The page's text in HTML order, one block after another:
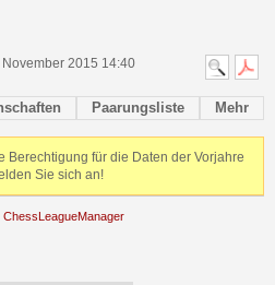
2015 14:40
Paarungsliste Mehr
Berechtigung für die Daten der Vorjahre
Sie sich an!
ChessLeagueManager